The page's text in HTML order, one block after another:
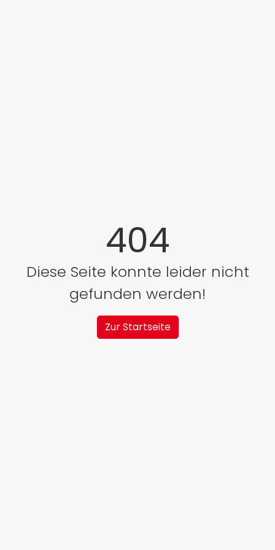
404
Diese Seite konnte leider nicht
gefunden werden!
Zur Startseite